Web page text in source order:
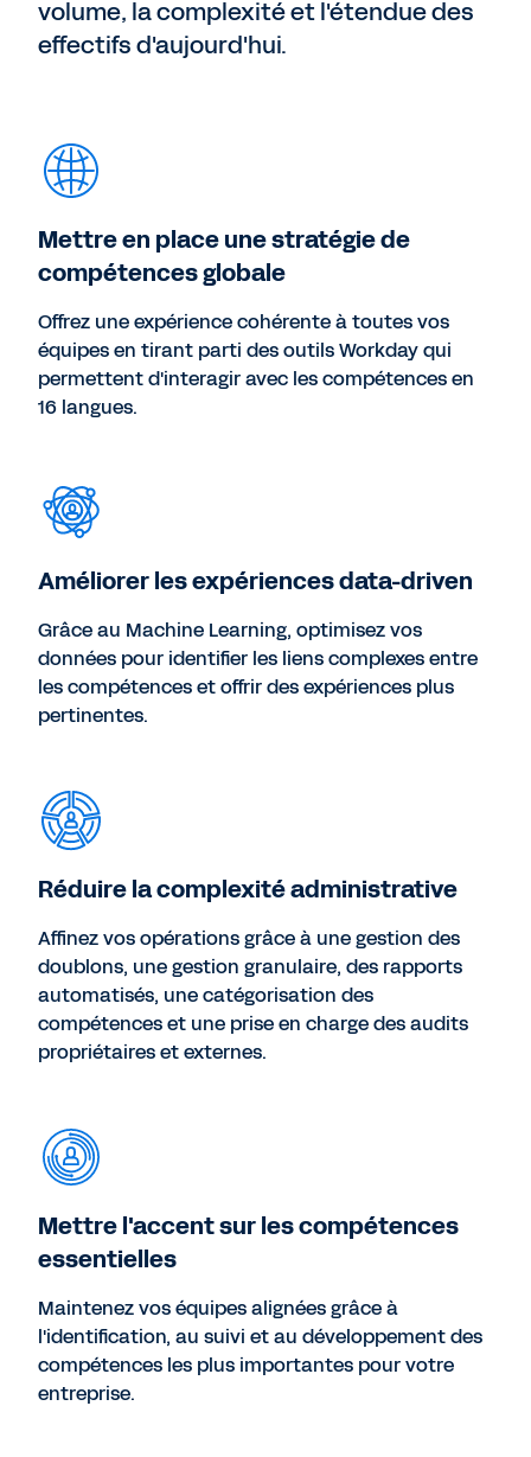
volume, la complexité et l'étendue des
effectifs d'aujourd'hui.
Mettre en place une stratégie de
compétences globale
Offrez une expérience cohérente à toutes vos
équipes en tirant parti des outils Workday qui
permettent d'interagir avec les compétences en
16 langues.
Améliorer les expériences data-driven
Grâce au Machine Learning, optimisez vos
données pour identifier les liens complexes entre
les compétences et offrir des expériences plus
pertinentes.
Réduire la complexité administrative
Affinez vos opérations grâce à une gestion des
doublons, une gestion granulaire, des rapports
automatisés, une catégorisation des
compétences et une prise en charge des audits
propriétaires et externes.
Mettre l'accent sur les compétences
essentielles
Maintenez vos équipes alignées grâce à
l'identification, au suivi et au développement des
compétences les plus importantes pour votre
entreprise.